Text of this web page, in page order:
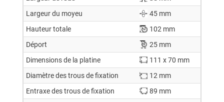
Largeur du moyeu
45 mm
Hauteur totale
102 mm
Déport
25 mm
Dimensions de la platine
111 x 70 mm
Diamètre des trous de fixation
12 mm
Entraxe des trous de fixation
89 mm